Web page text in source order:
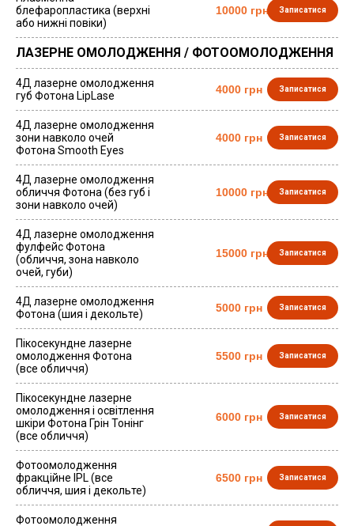
блефаропластика (верхні
або нижні повіки)
10000 грн Записатися
ЛАЗЕРНЕ ОМОЛОДЖЕННЯ / ФОТООМОЛОДЖЕННЯ
4Д лазерне омолодження
губ Фотона LipLase
4000 грн Записатися
4Д лазерне омолодження
зони навколо очей
Фотона Smooth Eyes
4000 грн Записатися
4Д лазерне омолодження
обличчя Фотона (без губ і
зони навколо очей)
10000 грн Записатися
4Д лазерне омолодження
фулфейс Фотона
(обличчя, зона навколо
очей, губи)
15000 грн Записатися
4Д лазерне омолодження
Фотона (шия і декольте)
5000 грн Записатися
Пікосекундне лазерне
омолодження Фотона
(все обличчя)
5500 грн Записатися
Пікосекундне лазерне
омолодження і освітлення
шкіри Фотона Грін Тонінг
(все обличчя)
6000 грн Записатися
Фотоомолодження
фракційне IPL (все
обличчя, шия і декольте)
6500 грн Записатися
Фотоомолодження